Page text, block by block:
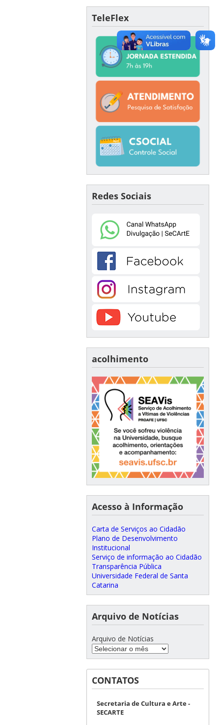
TeleFlex
Redes Sociais
acolhimento
Acesso à Informação
Carta de Serviços ao Cidadão
Plano de Desenvolvimento
Institucional
Serviço de informação ao Cidadão
Transparência Pública
Universidade Federal de Santa
Catarina
Arquivo de Notícias
Arquivo de Notícias
CONTATOS
Secretaria de Cultura e Arte -
SECARTE